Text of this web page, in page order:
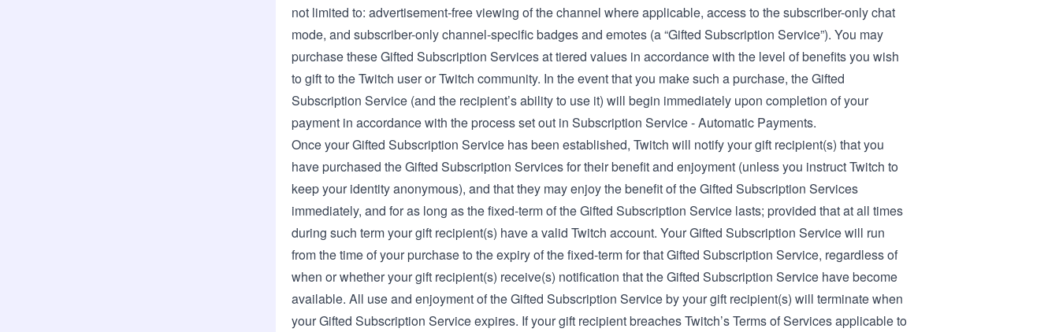
not limited to: advertisement-free viewing of the channel where applicable, access to the subscriber-only chat
mode, and subscriber-only channel-specific badges and emotes (a “Gifted Subscription Service”). You may
purchase these Gifted Subscription Services at tiered values in accordance with the level of benefits you wish
to gift to the Twitch user or Twitch community. In the event that you make such a purchase, the Gifted
Subscription Service (and the recipient’s ability to use it) will begin immediately upon completion of your
payment in accordance with the process set out in Subscription Service - Automatic Payments.
Once your Gifted Subscription Service has been established, Twitch will notify your gift recipient(s) that you
have purchased the Gifted Subscription Services for their benefit and enjoyment (unless you instruct Twitch to
keep your identity anonymous), and that they may enjoy the benefit of the Gifted Subscription Services
immediately, and for as long as the fixed-term of the Gifted Subscription Service lasts; provided that at all times
during such term your gift recipient(s) have a valid Twitch account. Your Gifted Subscription Service will run
from the time of your purchase to the expiry of the fixed-term for that Gifted Subscription Service, regardless of
when or whether your gift recipient(s) receive(s) notification that the Gifted Subscription Service have become
available. All use and enjoyment of the Gifted Subscription Service by your gift recipient(s) will terminate when
your Gifted Subscription Service expires. If your gift recipient breaches Twitch’sTerms of Services applicable to